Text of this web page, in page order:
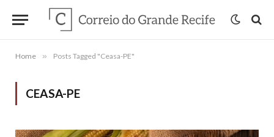
Home » Posts Tagged "Ceasa-PE"
CEASA-PE